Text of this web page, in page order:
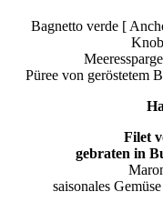
Bagnetto verde [
Püree von geröstetem
Filet
gebraten in
saisonales